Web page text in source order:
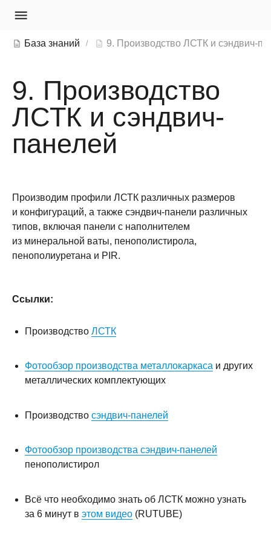
База знаний
9. Производство
ЛСТК и сэндвич-
панелей
Производим профили ЛСТК различных размеров
и конфигураций, а также сэндвич-панели различных
типов, включая панели с наполнителем
из минеральной ваты, пенополистирола,
пенополиуретана и PIR.
Ссылки:
Производство ЛСТК
Фотообзор производства металлокаркаса и других
металлических комплектующих
Производство сэндвич-панелей
Фотообзор производства сэндвич-панелей
пенополистирол
Всё что необходимо знать об ЛСТК можно узнать
за 6 минут в этом видео(RUTUBE)